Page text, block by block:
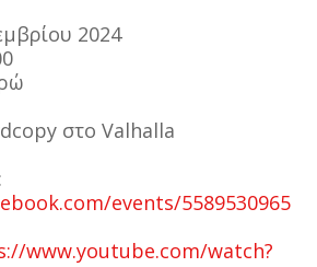
2024
στο Valhalla
events/5589530965
www.youtube.com/watch?